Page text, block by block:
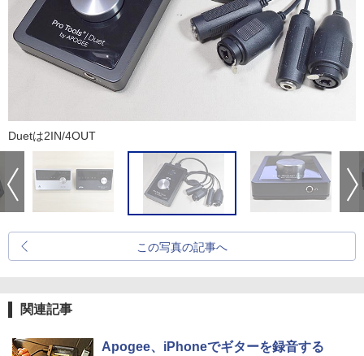
Duetは2IN/4OUT
この写真の記事へ
関連記事
Apogee、iPhoneでギターを録音する